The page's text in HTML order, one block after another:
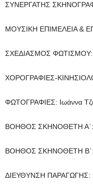
ΣΥΝΕΡΓΑΤΗΣ
ΜΟΥΣΙΚΗ ΕΠΙΜΕΛΕΙΑ &
ΣΧΕΔΙΑΣΜΟΣ ΦΩΤΙΣΜΟΥ:
ΧΟΡΟΓΡΑΦΙΕΣ-
ΦΩΤΟΓΡΑΦΙΕΣ: Ιωάννα
ΒΟΗΘΟΣ ΣΚΗΝΟΘΕΤΗ Α΄:
ΒΟΗΘΟΣ ΣΚΗΝΟΘΕΤΗ Β΄:
ΔΙΕΥΘΥΝΣΗ ΠΑΡΑΓΩΓΗΣ: